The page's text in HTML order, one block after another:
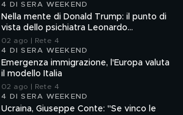
4 DI SERA WEEKEND
Nella mente di Donald Trump: il punto di
vista dello psichiatra Leonardo
Mendolicchio
02 ago | Rete 4
4 DI SERA WEEKEND
Emergenza immigrazione, l'Europa valuta
il modello Italia
02 ago | Rete 4
4 DI SERA WEEKEND
Ucraina, Giuseppe Conte: "Se vinco le